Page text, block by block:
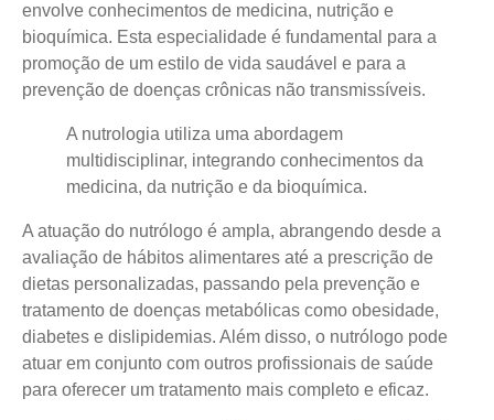
envolve conhecimentos de medicina, nutrição e
bioquímica. Esta especialidade é fundamental para a
promoção de um estilo de vida saudável e para a
prevenção de doenças crônicas não transmissíveis.
A nutrologia utiliza uma abordagem
multidisciplinar, integrando conhecimentos da
medicina, da nutrição e da bioquímica.
A atuação do nutrólogo é ampla, abrangendo desde a
avaliação de hábitos alimentares até a prescrição de
dietas personalizadas, passando pela prevenção e
tratamento de doenças metabólicas como obesidade,
diabetes e dislipidemias. Além disso, o nutrólogo pode
atuar em conjunto com outros profissionais de saúde
para oferecer um tratamento mais completo e eficaz.